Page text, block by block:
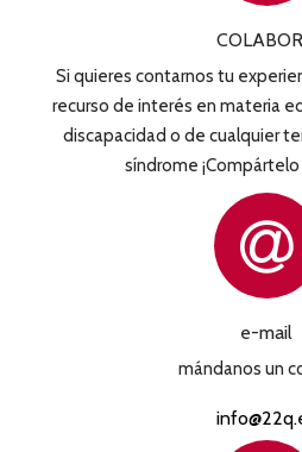
Si quieres contarnos tu
recurso de interés en materia
discapacidad o de cualquier
síndrome
e-mail
mándanos un